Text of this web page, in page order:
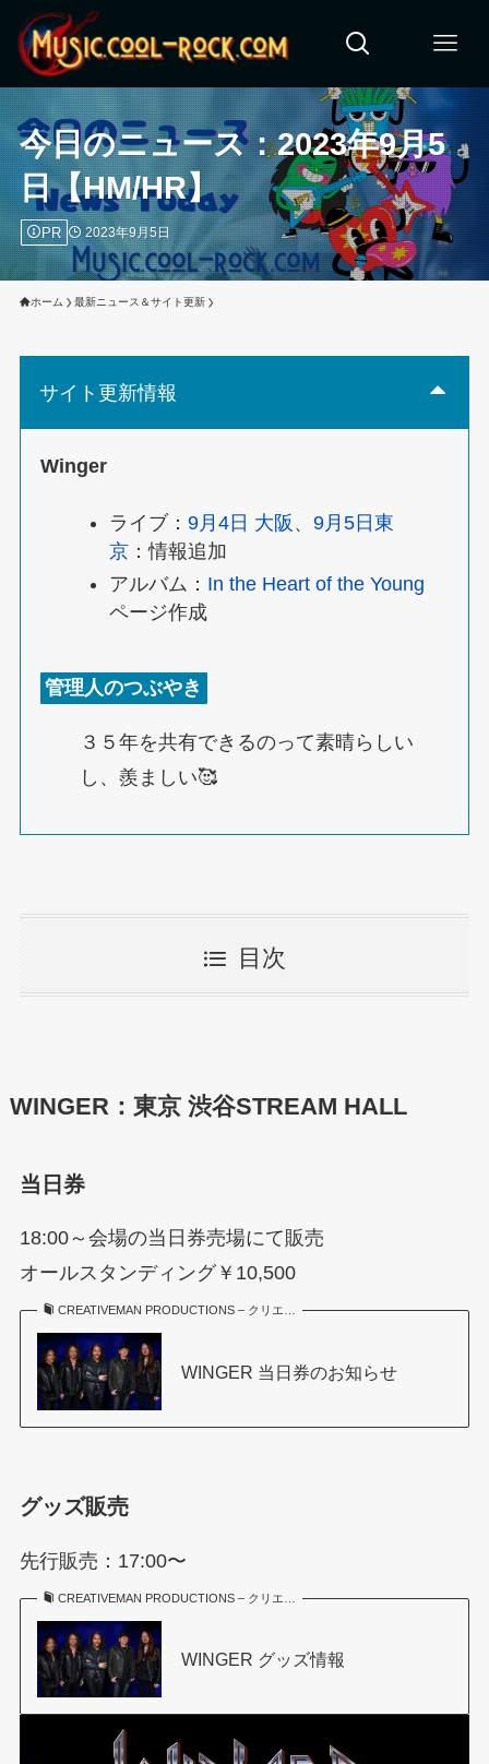
今日のニュース：2023年9月5
日【HM/HR】
PR 2023年9月5日
ホーム 最新ニュース＆サイト更新
サイト更新情報
Winger
ライブ： 9月4日 大阪 、 9月5日東
京：情報追加
アルバム： In the Heart of the Young
ページ作成
管理人のつぶやき
３５年を共有できるのって素晴らしい
し、羨ましい🥰
目次
WINGER：東京 渋谷STREAM HALL
当日券
18:00～会場の当日券売場にて販売
オールスタンディング￥10,500
CREATIVEMAN PRODUCTIONS – クリエ…
WINGER 当日券のお知らせ
グッズ販売
先行販売：17:00〜
CREATIVEMAN PRODUCTIONS – クリエ…
WINGER グッズ情報